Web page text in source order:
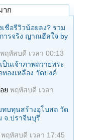
าก
ชื่อรีวิวน้อยลง? รวม
ารจริง ญาณฮีลใจ by
พฤหัสบดี เวลา 00:13
นเจ้าภาพถวายพระ
องเหลือง วัดปงค์
ย พฤหัสบดี เวลา
บทุนสร้างอุโบสถ วัด
จ.ปราจีนบุรี
พฤหัสบดี เวลา 17:45